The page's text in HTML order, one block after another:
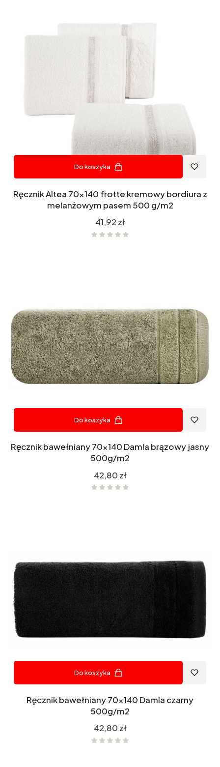
Do koszyka
Ręcznik Altea 70x140 frotte kremowy bordiura z
melanżowym pasem 500 g/m2
Cena
41,92 zł
Do koszyka
Ręcznik bawełniany 70x140 Damla brązowy jasny
500g/m2
Cena
42,80 zł
Do koszyka
Ręcznik bawełniany 70x140 Damla czarny
500g/m2
Cena
42,80 zł